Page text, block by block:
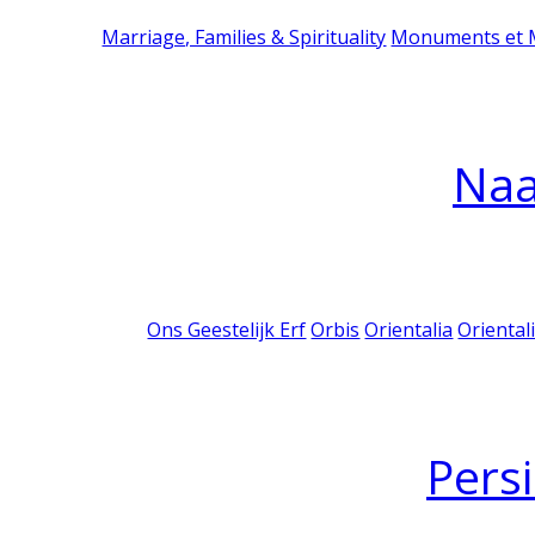
Marriage, Families & Spirituality Monuments et
Ons Geestelijk Erf Orbis Orientalia